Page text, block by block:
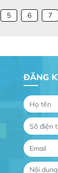
5 6 7
ĐĂNG